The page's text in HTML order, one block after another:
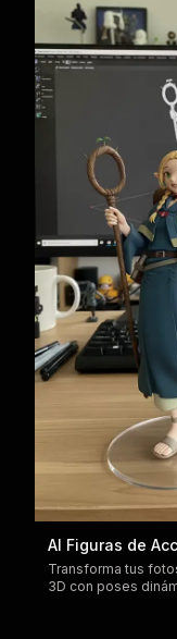
AI Figuras de
Transforma tus
3D con poses